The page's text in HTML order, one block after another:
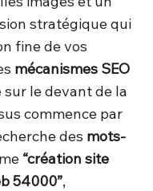
stratégique qui
fine de vos
mécanismes SEO
le devant de la
commence par
des mots-
“création site
54000”,